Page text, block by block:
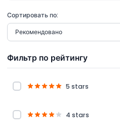
Сортировать по:
Фильтр по рейтингу
5 stars
4 stars